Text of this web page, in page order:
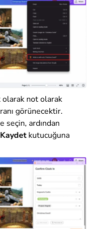
not olarak
görünecektir.
seçin, ardından
Kaydetkutucuğuna